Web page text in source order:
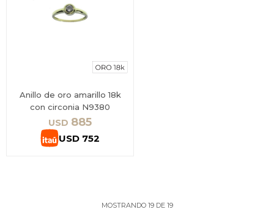
Anillo de oro amarillo 18k
con circonia N9380
USD 885
USD 752
MOSTRANDO 19DE 19